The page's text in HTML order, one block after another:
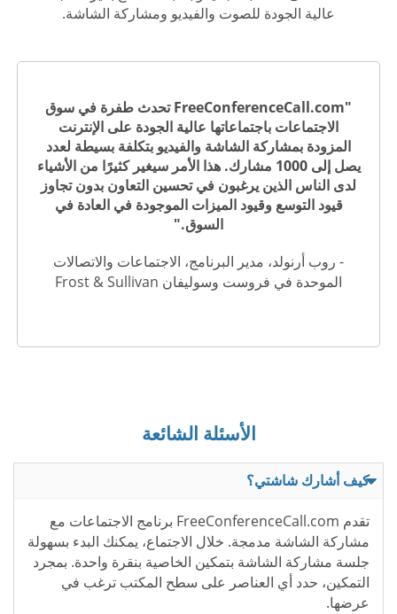
عالية الجودة للصوت والفيديو ومشاركة الشاشة.
"FreeConferenceCall.com تحدث طفرة في سوق
الاجتماعات باجتماعاتها عالية الجودة على الإنترنت
المزودة بمشاركة الشاشة والفيديو بتكلفة بسيطة لعدد
يصل إلى 1000 مشارك. هذا الأمر سيغير كثيرًا من الأشياء
لدى الناس الذين يرغبون في تحسين التعاون بدون تجاوز
قيود التوسع وقيود الميزات الموجودة في العادة في
السوق."
- روب أرنولد، مدير البرنامج، الاجتماعات والاتصالات
الموحدة في فروست وسوليفان Frost & Sullivan
الأسئلة الشائعة
كيف أشارك شاشتي؟
تقدم FreeConferenceCall.com برنامج الاجتماعات مع
مشاركة الشاشة مدمجة. خلال الاجتماع، يمكنك البدء بسهولة
جلسة مشاركة الشاشة بتمكين الخاصية بنقرة واحدة. بمجرد
التمكين، حدد أي العناصر على سطح المكتب ترغب في
عرضها.